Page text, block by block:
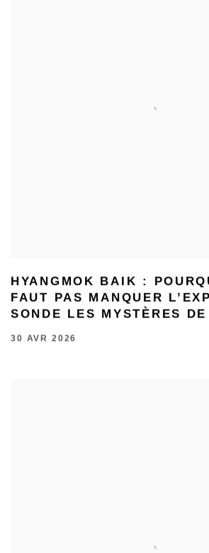
HYANGMOK BAIK :
FAUT PAS MANQUER
SONDE LES MYSTÈRES
30 AVR 2026